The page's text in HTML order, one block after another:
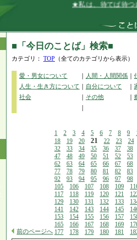
★私は、待てば待つほ
■「今日のことば」検索■
カテゴリ： TOP （全てのカテゴリから表示）
愛・男女について 人間・人間関係
人生・生き方について
自分について
社会
その他
前のページへ
1 2 3 4 5 6 7 8 9
18
19 20 21 22 23
24
32
33 34 35 36 37
38
47
48 49 50 51 52
53
62
63 64 65 66 67
68
77
78 79 80 81 82
83
92
93 94 95 96 97
98
105
106 107 108 109
117
118 119 120 121
129
130 131 132 133
141
142 143 144 145
153
154 155 156 157
165
166 167 168 169
177
178 179 180 181